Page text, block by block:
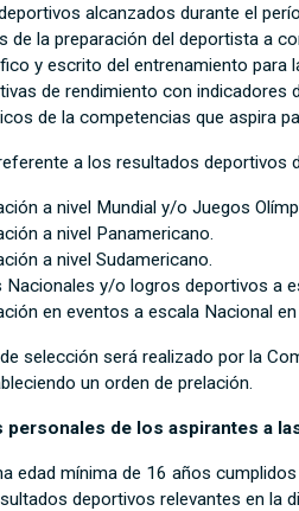
alcanzados durante el
de la preparación del deportista a
y escrito del entrenamiento para
de rendimiento con indicadores
de la competencias que aspira
a los resultados deportivos
a nivel Mundial y/o Juegos
a nivel Panamericano.
a nivel Sudamericano.
Nacionales y/o logros deportivos a
en eventos a escala Nacional
selección será realizado por la
un orden de prelación.
personales de los aspirantes a
edad mínima de 16 años
deportivos relevantes en la